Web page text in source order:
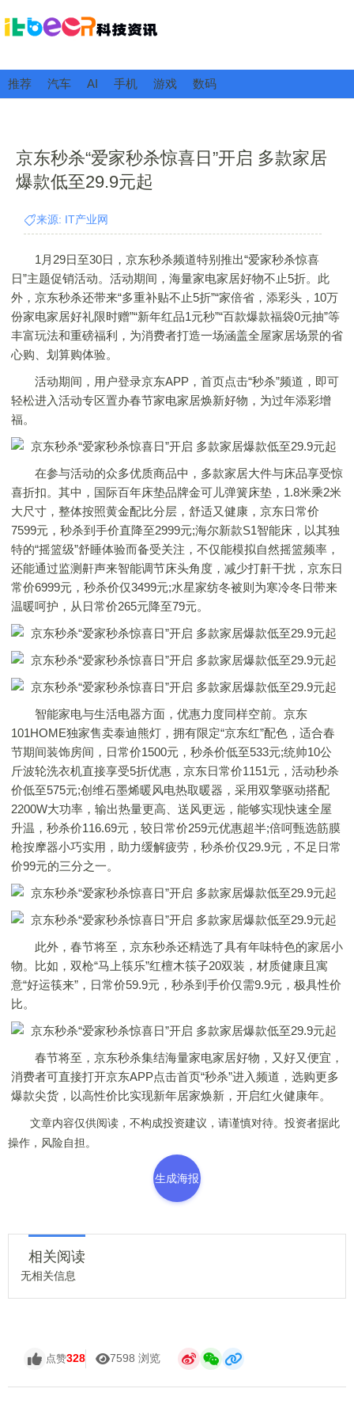
推荐 汽车 AI 手机 游戏 数码
京东秒杀“爱家秒杀惊喜日”开启 多款家居
爆款低至29.9元起
来源: IT产业网
1月29日至30日，京东秒杀频道特别推出“爱家秒杀惊喜
日”主题促销活动。活动期间，海量家电家居好物不止5折。此
外，京东秒杀还带来“多重补贴不止5折”“家倍省，添彩头，10万
份家电家居好礼限时赠”“新年红品1元秒”“百款爆款福袋0元抽”等
丰富玩法和重磅福利，为消费者打造一场涵盖全屋家居场景的省
心购、划算购体验。
活动期间，用户登录京东APP，首页点击“秒杀”频道，即可
轻松进入活动专区置办春节家电家居焕新好物，为过年添彩增
福。
在参与活动的众多优质商品中，多款家居大件与床品享受惊
喜折扣。其中，国际百年床垫品牌金可儿弹簧床垫，1.8米乘2米
大尺寸，整体按照黄金配比分层，舒适又健康，京东日常价
7599元，秒杀到手价直降至2999元;海尔新款S1智能床，以其独
特的“摇篮级”舒睡体验而备受关注，不仅能模拟自然摇篮频率，
还能通过监测鼾声来智能调节床头角度，减少打鼾干扰，京东日
常价6999元，秒杀价仅3499元;水星家纺冬被则为寒冷冬日带来
温暖呵护，从日常价265元降至79元。
智能家电与生活电器方面，优惠力度同样空前。京东
101HOME独家售卖泰迪熊灯，拥有限定“京东红”配色，适合春
节期间装饰房间，日常价1500元，秒杀价低至533元;统帅10公
斤波轮洗衣机直接享受5折优惠，京东日常价1151元，活动秒杀
价低至575元;创维石墨烯暖风电热取暖器，采用双擎驱动搭配
2200W大功率，输出热量更高、送风更远，能够实现快速全屋
升温，秒杀价116.69元，较日常价259元优惠超半;倍呵甄选筋膜
枪按摩器小巧实用，助力缓解疲劳，秒杀价仅29.9元，不足日常
价99元的三分之一。
此外，春节将至，京东秒杀还精选了具有年味特色的家居小
物。比如，双枪“马上筷乐”红檀木筷子20双装，材质健康且寓
意“好运筷来”，日常价59.9元，秒杀到手价仅需9.9元，极具性价
比。
春节将至，京东秒杀集结海量家电家居好物，又好又便宜，
消费者可直接打开京东APP点击首页“秒杀”进入频道，选购更多
爆款尖货，以高性价比实现新年居家焕新，开启红火健康年。
文章内容仅供阅读，不构成投资建议，请谨慎对待。投资者据此
操作，风险自担。
生成海报
相关阅读
无相关信息
点赞328 7598 浏览